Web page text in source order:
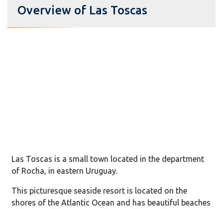
Overview of Las Toscas
Las Toscas is a small town located in the department
of Rocha, in eastern Uruguay.
This picturesque seaside resort is located on the
shores of the Atlantic Ocean and has beautiful beaches